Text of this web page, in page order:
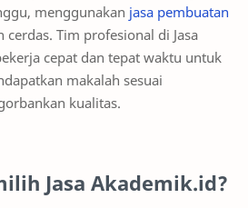
menggunakan jasa pembuatan
cerdas. Tim profesional di Jasa
cepat dan tepat waktu untuk
makalah sesuai
kualitas.
Jasa Akademik.id?